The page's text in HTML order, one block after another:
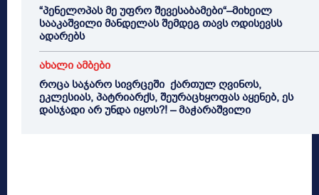
“პენელოპას მე უფრო შევესაბამები“–მიხეილ
სააკაშვილი მანდელას შემდეგ თავს ოდისევსს
ადარებს
ახალი ამბები
როცა საჯარო სივრცეში ქართულ ღვინოს,
ეკლესიას, პატრიარქს, შეურაცხყოფას აყენებ, ეს
დასჯადი არ უნდა იყოს?! – მაჭარაშვილი